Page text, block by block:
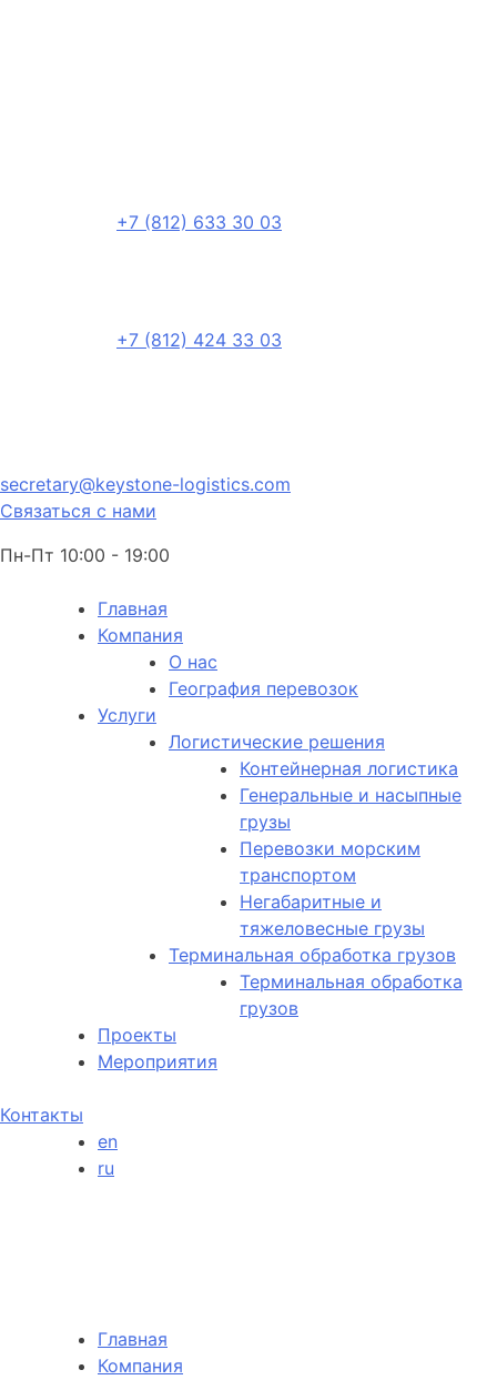
+7 (812) 633 30 03
+7 (812) 424 33 03
secretary@keystone-logistics.com
Связаться с нами
Пн-Пт 10:00 - 19:00
Главная
Компания
О нас
География перевозок
Услуги
Логистические решения
Контейнерная логистика
Генеральные и насыпные
грузы
Перевозки морским
транспортом
Негабаритные и
тяжеловесные грузы
Терминальная обработка грузов
Терминальная обработка
грузов
Проекты
Мероприятия
Контакты
en
ru
Главная
Компания